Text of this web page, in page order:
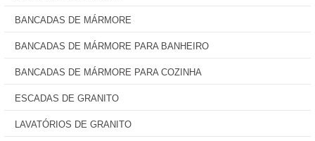
BANCADAS DE MÁRMORE
BANCADAS DE MÁRMORE PARA BANHEIRO
BANCADAS DE MÁRMORE PARA COZINHA
ESCADAS DE GRANITO
LAVATÓRIOS DE GRANITO